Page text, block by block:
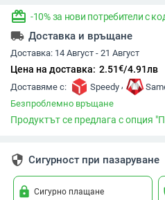
redeem -10% за нови потребители с
local_shipping Доставка и връщане
Доставка: 14 Август - 21 Август
Цена на доставка: 2.51€/4.91лв
Доставяме с: Speedy ,
Безпроблемно връщане
Продуктът се предлага с опция
security Сигурност при пазаруване
lock Сигурно плащане